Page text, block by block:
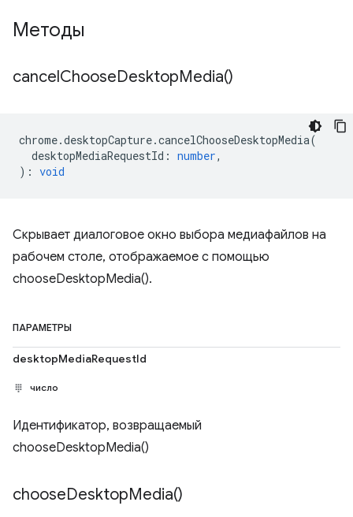
Методы
cancelChooseDesktopMedia()
chrome.desktopCapture.cancelChooseDesktopMedia(
desktopMediaRequestId : number,
) : void
Скрывает диалоговое окно выбора медиафайлов на
рабочем столе, отображаемое с помощью
chooseDesktopMedia().
ПАРАМЕТРЫ
desktopMediaRequestId
число
Идентификатор, возвращаемый
chooseDesktopMedia()
chooseDesktopMedia()